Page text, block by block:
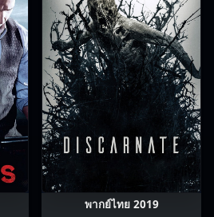
พากย์ไทย 2019